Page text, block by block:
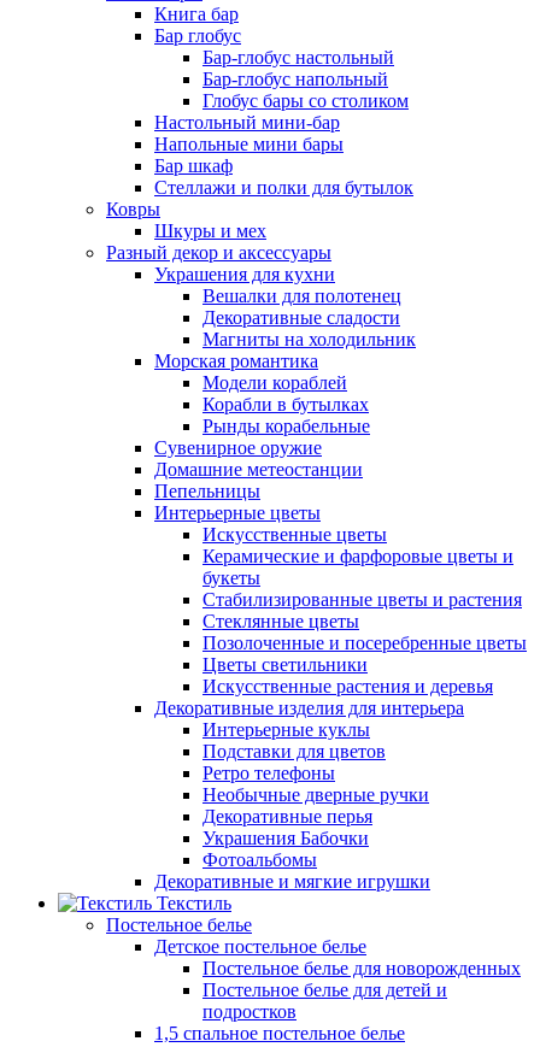
Книга бар
Бар глобус
Бар-глобус настольный
Бар-глобус напольный
Глобус бары со столиком
Настольный мини-бар
Напольные мини бары
Бар шкаф
Стеллажи и полки для бутылок
Ковры
Шкуры и мех
Разный декор и аксессуары
Украшения для кухни
Вешалки для полотенец
Декоративные сладости
Магниты на холодильник
Морская романтика
Модели кораблей
Корабли в бутылках
Рынды корабельные
Сувенирное оружие
Домашние метеостанции
Пепельницы
Интерьерные цветы
Искусственные цветы
Керамические и фарфоровые цветы и
букеты
Стабилизированные цветы и растения
Стеклянные цветы
Позолоченные и посеребренные цветы
Цветы светильники
Искусственные растения и деревья
Декоративные изделия для интерьера
Интерьерные куклы
Подставки для цветов
Ретро телефоны
Необычные дверные ручки
Декоративные перья
Украшения Бабочки
Фотоальбомы
Декоративные и мягкие игрушки
Текстиль
Постельное белье
Детское постельное белье
Постельное белье для новорожденных
Постельное белье для детей и
подростков
1,5 спальное постельное белье